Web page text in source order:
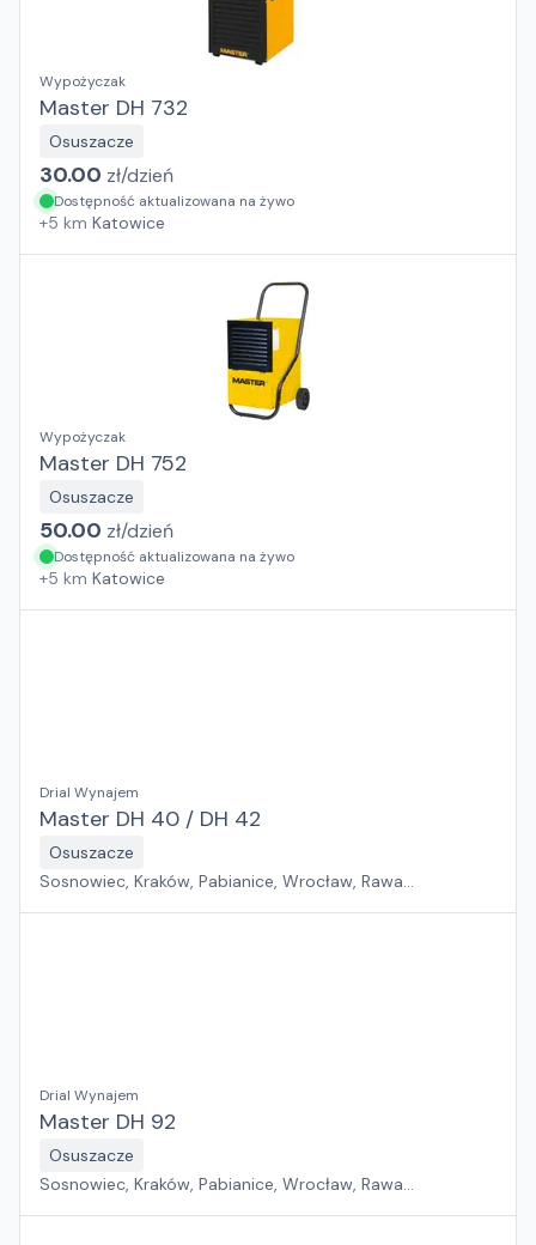
Wypożyczak
Master DH 732
Osuszacze
30.00 zł/dzień
Dostępność aktualizowana na żywo
+5 km Katowice
Wypożyczak
Master DH 752
Osuszacze
50.00 zł/dzień
Dostępność aktualizowana na żywo
+5 km Katowice
Drial Wynajem
Master DH 40 / DH 42
Osuszacze
Sosnowiec, Kraków, Pabianice, Wrocław, Rawa
Drial Wynajem
Master DH 92
Osuszacze
Sosnowiec, Kraków, Pabianice, Wrocław, Rawa